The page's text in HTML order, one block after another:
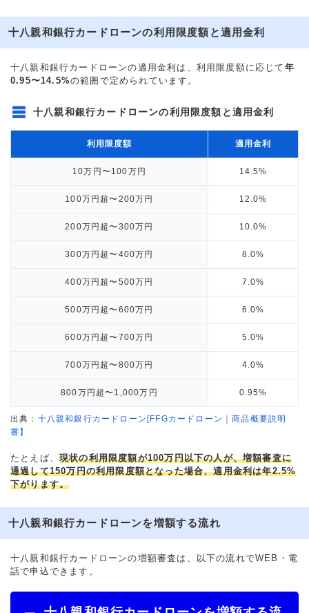
十八親和銀行カードローンの利用限度額と適用金利
十八親和銀行カードローンの適用金利は、利用限度額に応じて 年
0.95〜14.5%の範囲で定められています。
十八親和銀行カードローンの利用限度額と適用金利
利用限度額 適用金利
10万円〜100万円 14.5%
100万円超〜200万円 12.0%
200万円超〜300万円 10.0%
300万円超〜400万円 8.0%
400万円超〜500万円 7.0%
500万円超〜600万円 6.0%
600万円超〜700万円 5.0%
700万円超〜800万円 4.0%
800万円超〜1,000万円 0.95%
出典： 十八親和銀行カードローン[FFGカードローン｜商品概要説明
書】
たとえば、 現状の利用限度額が100万円以下の人が、増額審査に
通過して150万円の利用限度額となった場合、適用金利は年2.5%
下がります。
十八親和銀行カードローンを増額する流れ
十八親和銀行カードローンの増額審査は、以下の流れでWEB・電
話で申込できます。